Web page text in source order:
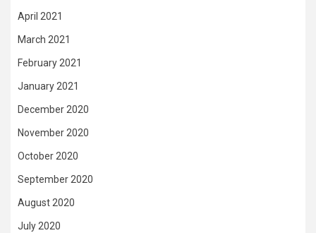
April 2021
March 2021
February 2021
January 2021
December 2020
November 2020
October 2020
September 2020
August 2020
July 2020